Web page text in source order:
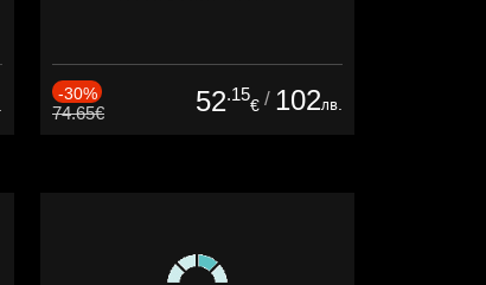
-30%
74.65€ 52.15
€ / 102лв.